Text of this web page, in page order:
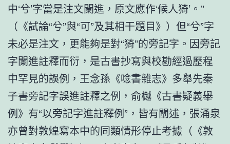
中‘兮’字當是注文闌進，原文應作‘候人猗’。”
（《試論“兮”與“可”及其相干題目》）但“兮”字
未必是注文，更能夠是對“猗”的旁記字。因旁記
字闌進註釋而衍，是古書抄寫與校勘經過歷程
中罕見的誤例，王念孫《唸書雜志》多舉先秦
子書旁記字誤進註釋之例，俞樾《古書疑義舉
例》有“以旁記字進註釋例”，皆有闡述，張涌泉
亦曾對敦煌寫本中的同類情形停止考據（《敦